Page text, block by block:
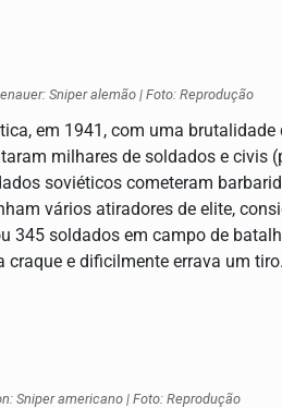
Sniper alemão | Foto: Reprodução
em 1941, com uma
milhares de soldados e civis
soviéticos cometeram
vários atiradores de elite,
345 soldados em campo de
e dificilmente errava um tiro.
Sniper americano | Foto: Reprodução